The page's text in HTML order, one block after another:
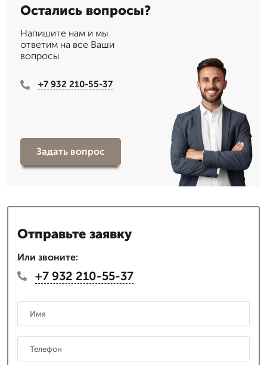
Остались вопросы?
Напишите нам и мы
ответим на все Ваши
вопросы
+7 932 210-55-37
Задать вопрос
Отправьте заявку
Или звоните:
+7 932 210-55-37